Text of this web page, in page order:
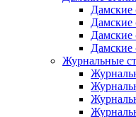
Дамские
Дамские
Дамские
Дамские
Журнальные